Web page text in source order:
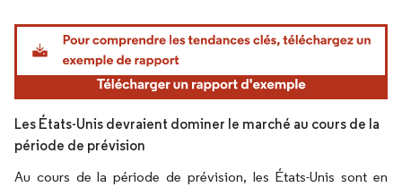
Image © Mordor Intelligence. La réutilisation nécessite une attribution sous CC BY
Les États-Unis devraient dominer le marché au cours de la
période de prévision
Au cours de la période de prévision, les États-Unis sont en